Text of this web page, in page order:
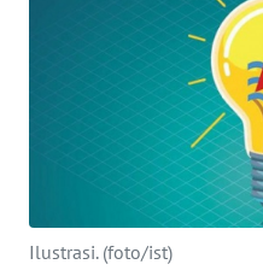
Ilustrasi. (foto/ist)
INFO